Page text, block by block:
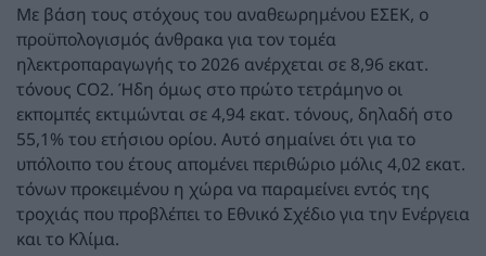
Με βάση τους στόχους του αναθεωρημένου ΕΣΕΚ, ο
προϋπολογισμός άνθρακα για τον τομέα
ηλεκτροπαραγωγής το 2026 ανέρχεται σε 8,96 εκατ.
τόνους CO2. Ήδη όμως στο πρώτο τετράμηνο οι
εκπομπές εκτιμώνται σε 4,94 εκατ. τόνους, δηλαδή στο
55,1% του ετήσιου ορίου. Αυτό σημαίνει ότι για το
υπόλοιπο του έτους απομένει περιθώριο μόλις 4,02 εκατ.
τόνων προκειμένου η χώρα να παραμείνει εντός της
τροχιάς που προβλέπει το Εθνικό Σχέδιο για την Ενέργεια
και το Κλίμα.